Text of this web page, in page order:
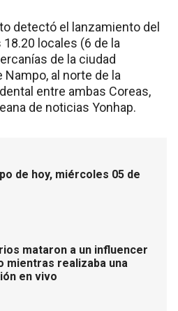
detectó el lanzamiento del
locales (6 de la
de la ciudad
al norte de la
entre ambas Coreas,
de noticias Yonhap.
de hoy, miércoles 05 de
mataron a un influencer
mientras realizaba una
en vivo